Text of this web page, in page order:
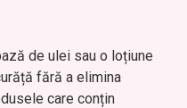
de ulei sau o loțiune
fără a elimina
care conțin